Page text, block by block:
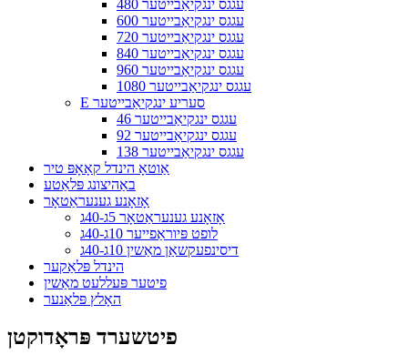
480 עגגס ינגקיאַבייטער
600 עגגס ינגקיאַבייטער
720 עגגס ינגקיאַבייטער
840 עגגס ינגקיאַבייטער
960 עגגס ינגקיאַבייטער
1080 עגגס ינגקיאַבייטער
E סעריע ינגקיאַבייטער
46 עגגס ינגקיאַבייטער
92 עגגס ינגקיאַבייטער
138 עגגס ינגקיאַבייטער
אַוטאָ הינדל קאָאָפּ טיר
באַהיצונג פּלאַטע
אָזאָנע גענעראַטאָר
אָזאָנע גענעראַטאָר 5ג-40ג
לופט פּיוראַפייער 10ג-40ג
דיסינפעקשאַן מאַשין 10ג-40ג
הינדל פּלאַקער
פיטער פּעללעט מאַשין
האָלץ פּלאַנער
פיטשערד פּראָדוקטן